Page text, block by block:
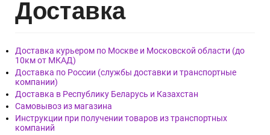
Доставка
Доставка курьером по Москве и Московской области (до
10км от МКАД)
Доставка по России (службы доставки и транспортные
компании)
Доставка в Республику Беларусь и Казахстан
Самовывоз из магазина
Инструкции при получении товаров из транспортных
компаний